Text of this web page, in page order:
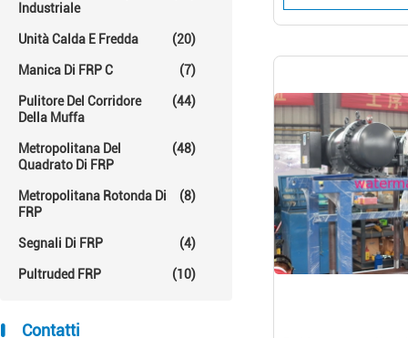
Industriale
Unità Calda E Fredda (20)
Manica Di FRP C (7)
Pulitore Del Corridore
Della Muffa
(44)
Metropolitana Del
Quadrato Di FRP
(48)
Metropolitana Rotonda Di
FRP
(8)
Segnali Di FRP (4)
Pultruded FRP (10)
Contatti